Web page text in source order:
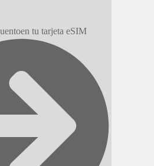
en tu tarjeta eSIM